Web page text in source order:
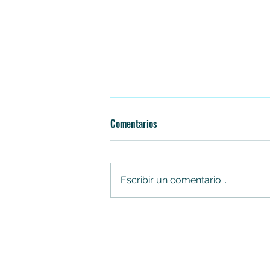
¡De Soacha para el mundo!
Comentarios
Escribir un comentario...